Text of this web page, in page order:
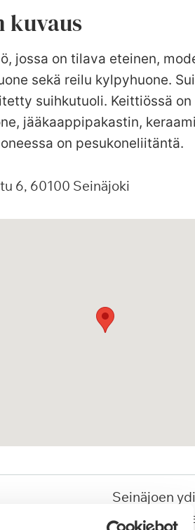
kuvaus
jossa on tilava eteinen,
sekä reilu kylpyhuone.
suihkutuoli. Keittiössä on
jääkaappipakastin,
on pesukoneliitäntä.
6 60100 Seinäjoki
Seinäjoen
kattavat